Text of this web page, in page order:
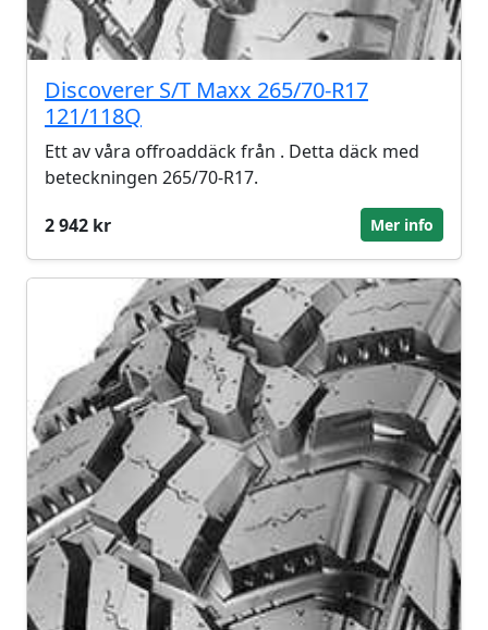
Discoverer S/T Maxx 265/70-R17
121/118Q
Ett av våra offroaddäck från . Detta däck med
beteckningen 265/70-R17.
2 942 kr
Mer info